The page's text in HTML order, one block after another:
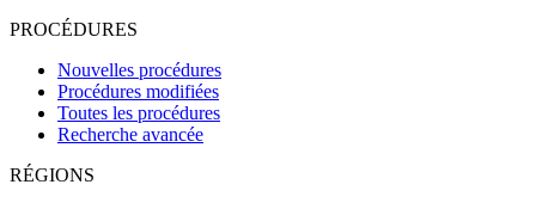
PROCÉDURES
Nouvelles procédures
Procédures modifiées
Toutes les procédures
Recherche avancée
RÉGIONS